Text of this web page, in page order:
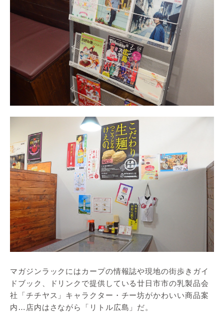
マガジンラックにはカープの情報誌や現地の街歩きガイ
ドブック、ドリンクで提供している廿日市市の乳製品会
社「チチヤス」キャラクター・チー坊がかわいい商品案
内…店内はさながら「リトル広島」だ。